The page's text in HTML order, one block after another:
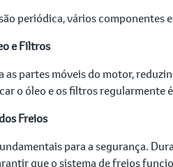
periódica, vários componentes
e Filtros
as partes móveis do motor,
o óleo e os filtros
Freios
para a segurança.
que o sistema de freios